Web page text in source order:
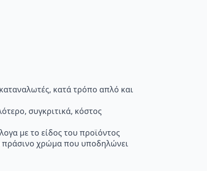
κατά τρόπο απλό και
συγκριτικά, κόστος
με το είδος του προϊόντος
πράσινο χρώμα που υποδηλώνει